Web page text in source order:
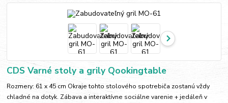
CDS Varné stoly a grily Qookingtable
Rozmery: 61 x 45 cm Okraje tohto stolového spotrebiča zostanú vždy
chladné na dotyk. Zábava a interaktívne sociálne varenie + jedáleň v